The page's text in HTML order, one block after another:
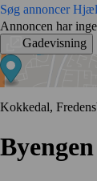
Søg annoncer
Annoncen har
Gadevisning
Kokkedal,